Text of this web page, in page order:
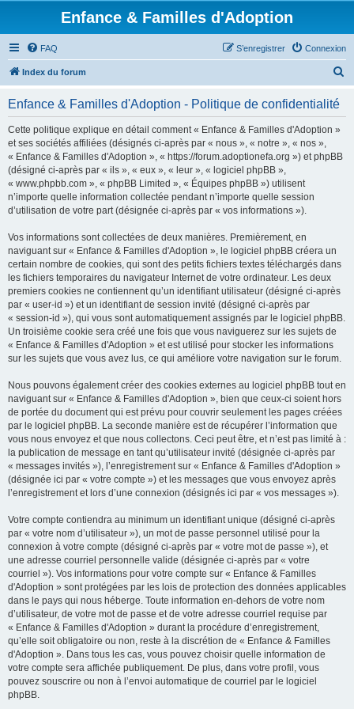
Enfance & Familles d'Adoption
FAQ Connexion
S’enregistrer
Index du forum
Enfance & Familles d'Adoption - Politique de confidentialité
Cette politique explique en détail comment « Enfance & Familles d'Adoption »
et ses sociétés affiliées (désignés ci-après par « nous », « notre », « nos »,
« Enfance & Familles d'Adoption », « https://forum.adoptionefa.org ») et phpBB
(désigné ci-après par « ils », « eux », « leur », « logiciel phpBB »,
« www.phpbb.com », « phpBB Limited », « Équipes phpBB ») utilisent
n’importe quelle information collectée pendant n’importe quelle session
d’utilisation de votre part (désignée ci-après par « vos informations »).
Vos informations sont collectées de deux manières. Premièrement, en
naviguant sur « Enfance & Familles d'Adoption », le logiciel phpBB créera un
certain nombre de cookies, qui sont des petits fichiers textes téléchargés dans
les fichiers temporaires du navigateur Internet de votre ordinateur. Les deux
premiers cookies ne contiennent qu’un identifiant utilisateur (désigné ci-après
par « user-id ») et un identifiant de session invité (désigné ci-après par
« session-id »), qui vous sont automatiquement assignés par le logiciel phpBB.
Un troisième cookie sera créé une fois que vous naviguerez sur les sujets de
« Enfance & Familles d'Adoption » et est utilisé pour stocker les informations
sur les sujets que vous avez lus, ce qui améliore votre navigation sur le forum.
Nous pouvons également créer des cookies externes au logiciel phpBB tout en
naviguant sur « Enfance & Familles d'Adoption », bien que ceux-ci soient hors
de portée du document qui est prévu pour couvrir seulement les pages créées
par le logiciel phpBB. La seconde manière est de récupérer l’information que
vous nous envoyez et que nous collectons. Ceci peut être, et n’est pas limité à :
la publication de message en tant qu’utilisateur invité (désignée ci-après par
« messages invités »), l’enregistrement sur « Enfance & Familles d'Adoption »
(désignée ici par « votre compte ») et les messages que vous envoyez après
l’enregistrement et lors d’une connexion (désignés ici par « vos messages »).
Votre compte contiendra au minimum un identifiant unique (désigné ci-après
par « votre nom d’utilisateur »), un mot de passe personnel utilisé pour la
connexion à votre compte (désigné ci-après par « votre mot de passe »), et
une adresse courriel personnelle valide (désignée ci-après par « votre
courriel »). Vos informations pour votre compte sur « Enfance & Familles
d'Adoption » sont protégées par les lois de protection des données applicables
dans le pays qui nous héberge. Toute information en-dehors de votre nom
d’utilisateur, de votre mot de passe et de votre adresse courriel requise par
« Enfance & Familles d'Adoption » durant la procédure d’enregistrement,
qu’elle soit obligatoire ou non, reste à la discrétion de « Enfance & Familles
d'Adoption ». Dans tous les cas, vous pouvez choisir quelle information de
votre compte sera affichée publiquement. De plus, dans votre profil, vous
pouvez souscrire ou non à l’envoi automatique de courriel par le logiciel
phpBB.